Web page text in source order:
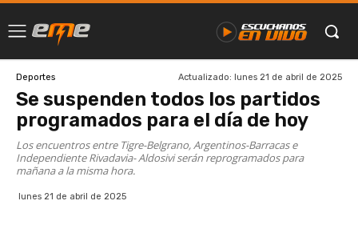
Deportes Actualizado: lunes 21 de abril de 2025
Se suspenden todos los partidos
programados para el día de hoy
Los encuentros entre Tigre-Belgrano, Argentinos-Barracas e
Independiente Rivadavia- Aldosivi serán reprogramados para
mañana a la misma hora.
lunes 21 de abril de 2025